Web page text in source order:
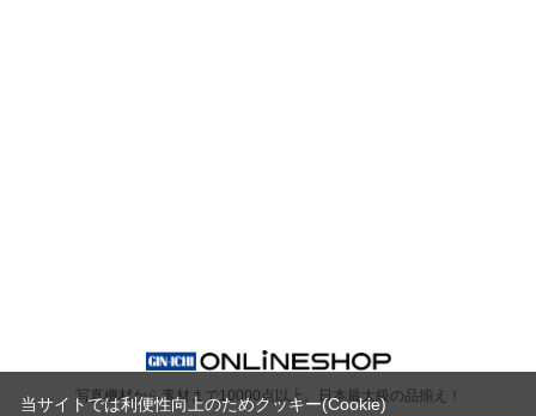
写真機材から素材まで10000点以上。 日本最大級の品揃え！
当サイトでは利便性向上のためクッキー(Cookie)